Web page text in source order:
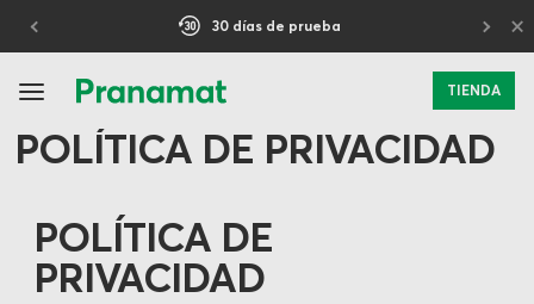
30 días de prueba ×
TIENDA
POLÍTICA DE PRIVACIDAD
POLÍTICA DE
PRIVACIDAD